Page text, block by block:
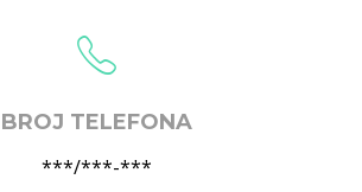
BROJ TELEFONA
***/***-***